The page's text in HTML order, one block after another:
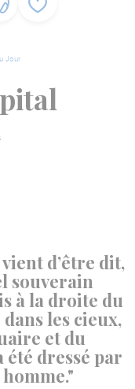
Jour
d’être dit,
souverain
à la droite du
les cieux,
et du
dressé par